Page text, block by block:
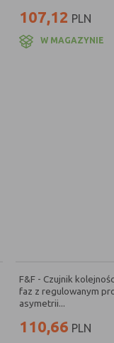
107,12 PLN
W MAGAZYNIE
F&F - Czujnik
faz z regulowanym
asymetrii...
110,66 PLN